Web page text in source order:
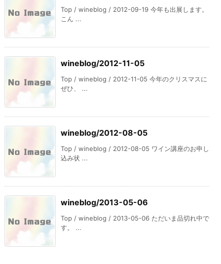
Top / wineblog / 2012-09-19 今年も出展します。
こん ...
wineblog/2012-11-05
Top / wineblog / 2012-11-05 今年のクリスマスに
ぜひ、 ...
wineblog/2012-08-05
Top / wineblog / 2012-08-05 ワイン講座のお申し
込み状 ...
wineblog/2013-05-06
Top / wineblog / 2013-05-06 ただいま品切れ中で
す。 ...